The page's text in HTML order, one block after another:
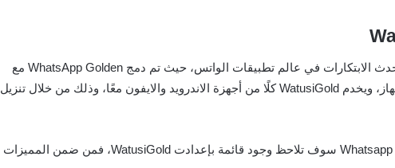
يُعد واتساب الذهبي للايفون WatusiGold واحدًا من أحدث الابتكارات في عالم تطبيقات الواتس، حيث تم دمج WhatsApp Golden مع
أداة Watusi وذلك دون الحاجة إلى عمل جليبريك للجهاز، ويخدم WatusiGold كلًا من أجهزة الاندرويد والايفون معًا، وذلك من خلال تنزيل
يتمتع WatusiGold بمميزات أعلى، فعند تحميل Whatsapp Gold سوف تلاحظ وجود قائمة بإعدادت WatusiGold، فمن ضمن المميزات